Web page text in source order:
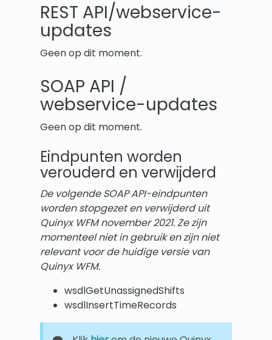
REST API/webservice-
updates
Geen op dit moment.
SOAP API /
webservice-updates
Geen op dit moment.
Eindpunten worden
verouderd en verwijderd
De volgende SOAP API-eindpunten
worden stopgezet en verwijderd uit
Quinyx WFM november 2021.Ze zijn
momenteel niet in gebruik en zijn niet
relevant voor de huidige versie van
Quinyx WFM.
wsdlGetUnassignedShifts
wsdlInsertTimeRecords